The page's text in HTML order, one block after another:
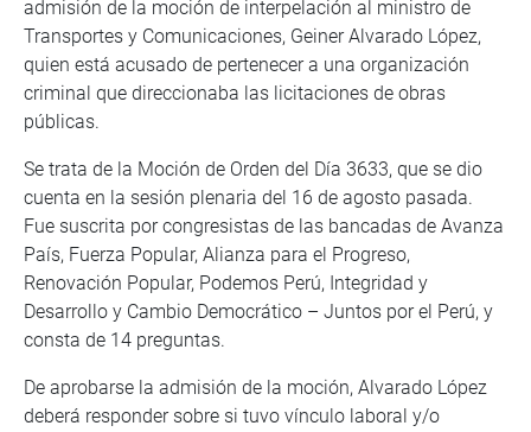
admisión de la moción de interpelación al ministro de
Transportes y Comunicaciones, Geiner Alvarado López,
quien está acusado de pertenecer a una organización
criminal que direccionaba las licitaciones de obras
públicas.
Se trata de la Moción de Orden del Día 3633, que se dio
cuenta en la sesión plenaria del 16 de agosto pasada.
Fue suscrita por congresistas de las bancadas de Avanza
País, Fuerza Popular, Alianza para el Progreso,
Renovación Popular, Podemos Perú, Integridad y
Desarrollo y Cambio Democrático – Juntos por el Perú, y
consta de 14 preguntas.
De aprobarse la admisión de la moción, Alvarado López
deberá responder sobre si tuvo vínculo laboral y/o